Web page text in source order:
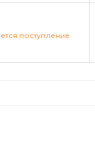
поступление